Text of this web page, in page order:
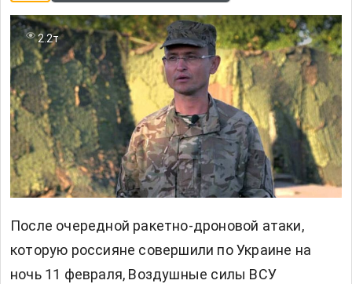
2.2т
После очередной ракетно-дроновой атаки,
которую россияне совершили по Украине на
ночь 11 февраля, Воздушные силы ВСУ